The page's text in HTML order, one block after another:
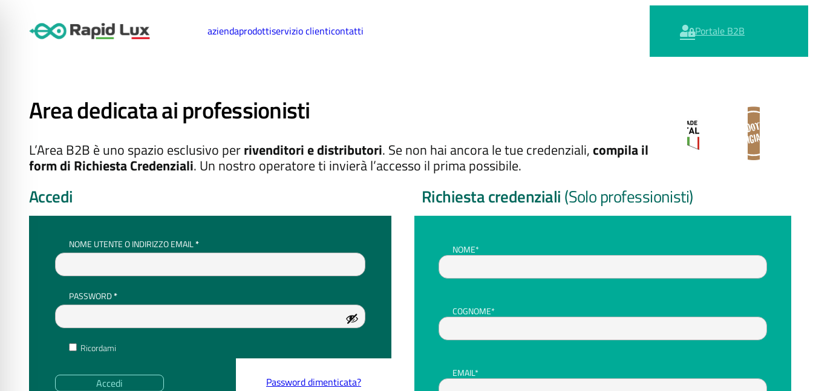
aziendaprodottiservizio clienticontatti Portale B2B
Area dedicata ai professionisti
L’Area B2B è uno spazio esclusivo perrivenditori e distributori. Se non hai ancora le tue credenziali,compila il
form di Richiesta Credenziali. Un nostro operatore ti invierà l’accesso il prima possibile.
Accedi
NOME UTENTE O INDIRIZZO EMAIL*RICHIESTO
PASSWORD*RICHIESTO
Ricordami
Accedi Password dimenticata?
Richiesta credenziali(Solo professionisti)
NOME*
COGNOME*
EMAIL*